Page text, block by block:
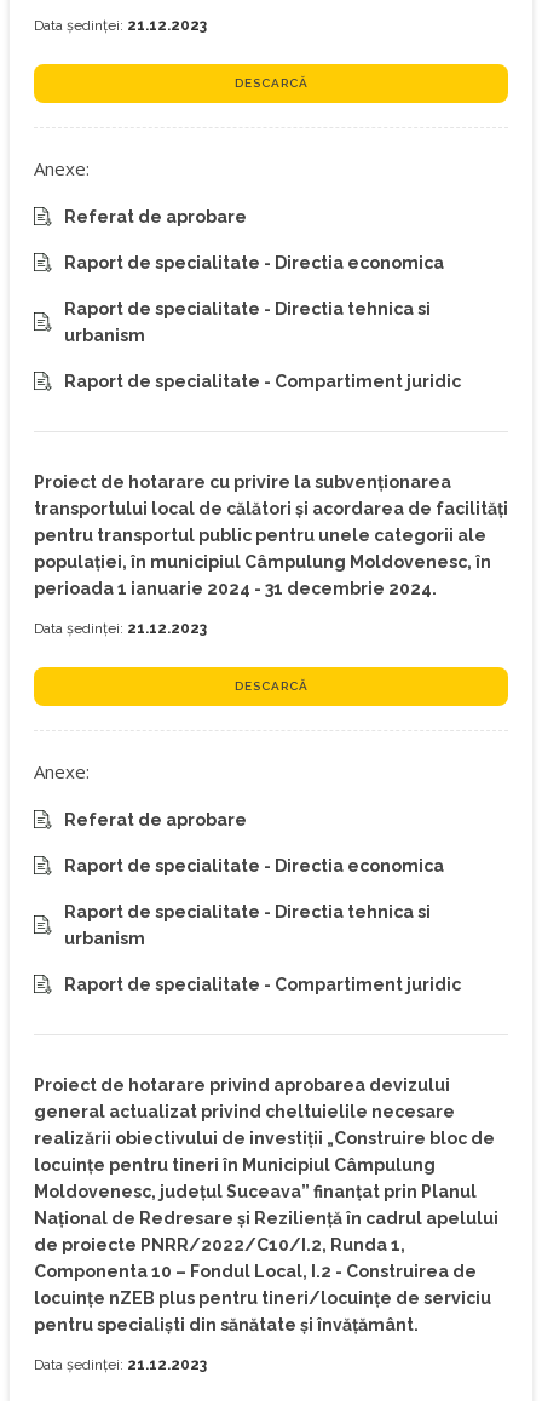
Data ședinței: 21.12.2023
DESCARCĂ
Anexe:
Referat de aprobare
Raport de specialitate - Directia economica
Raport de specialitate - Directia tehnica si
urbanism
Raport de specialitate - Compartiment juridic
Proiect de hotarare cu privire la subvenţionarea
transportului local de călători și acordarea de facilități
pentru transportul public pentru unele categorii ale
populației, în municipiul Câmpulung Moldovenesc, în
perioada 1 ianuarie 2024 - 31 decembrie 2024.
Data ședinței: 21.12.2023
DESCARCĂ
Anexe:
Referat de aprobare
Raport de specialitate - Directia economica
Raport de specialitate - Directia tehnica si
urbanism
Raport de specialitate - Compartiment juridic
Proiect de hotarare privind aprobarea devizului
general actualizat privind cheltuielile necesare
realizării obiectivului de investiţii „Construire bloc de
locuințe pentru tineri în Municipiul Câmpulung
Moldovenesc, județul Suceava” finanțat prin Planul
Național de Redresare și Reziliență în cadrul apelului
de proiecte PNRR/2022/C10/I.2, Runda 1,
Componenta 10 – Fondul Local, I.2 - Construirea de
locuințe nZEB plus pentru tineri/locuințe de serviciu
pentru specialiști din sănătate și învățământ.
Data ședinței: 21.12.2023